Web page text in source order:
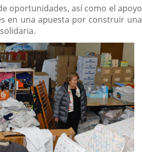
oportunidades, así como el apoyo
en una apuesta por construir una